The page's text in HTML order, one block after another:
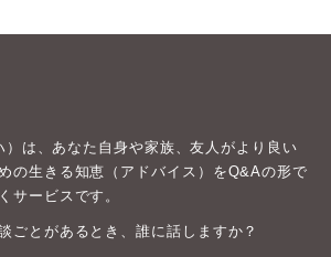
）は、あなた自身や家族、友人がより良い
の生きる知恵（アドバイス）をQ&Aの形で
サービスです。
ごとがあるとき、誰に話しますか？